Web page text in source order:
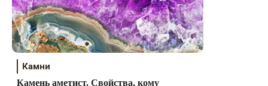
Камни
Камень аметист. Свойства, кому